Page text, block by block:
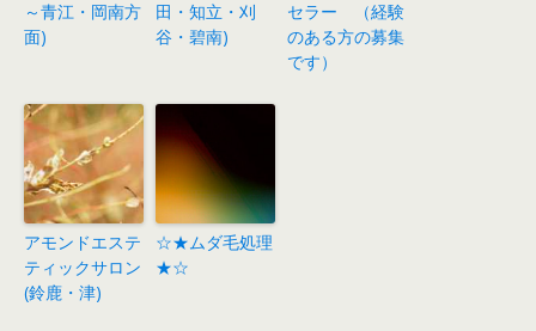
～青江・岡南方
面)
田・知立・刈
谷・碧南)
セラー （経験
のある方の募集
です）
アモンドエステ
ティックサロン
(鈴鹿・津)
☆★ムダ毛処理
★☆